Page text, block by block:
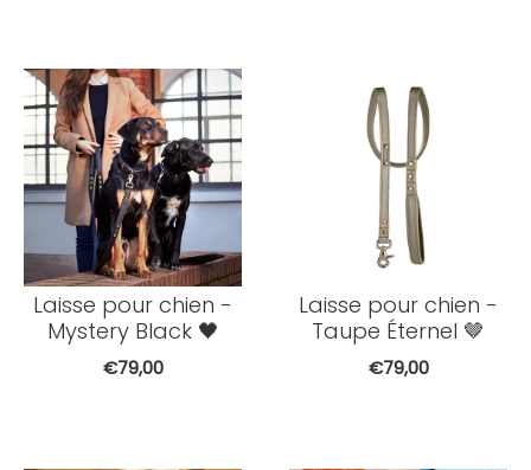
Laisse pour chien -
Mystery Black 🖤
€79,00
Laisse pour chien -
Taupe Éternel 🤎
€79,00